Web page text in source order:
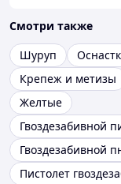
Смотри также
Шуруп
Крепеж и метизы
Желтые
Гвоздезабивной
Гвоздезабивной
Пистолет